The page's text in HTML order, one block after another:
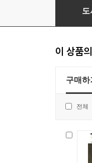
악어 외 -
이 상품
구매하
전체